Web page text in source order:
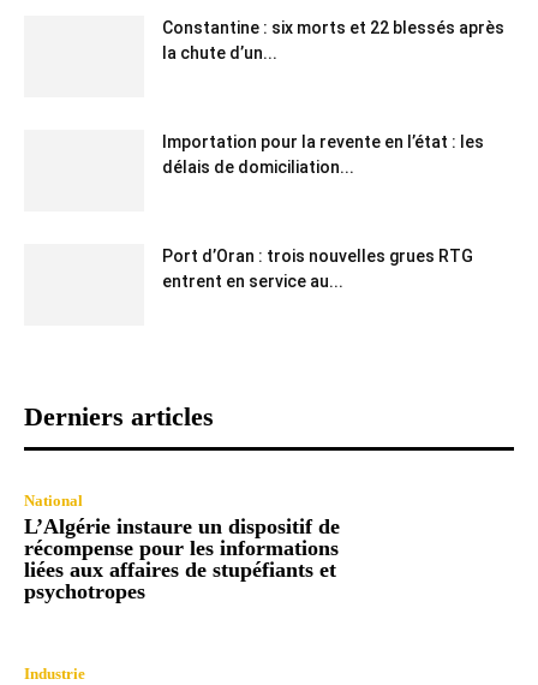
Constantine : six morts et 22 blessés après
la chute d’un...
Importation pour la revente en l’état : les
délais de domiciliation...
Port d’Oran : trois nouvelles grues RTG
entrent en service au...
Derniers articles
National
L’Algérie instaure un dispositif de
récompense pour les informations
liées aux affaires de stupéfiants et
psychotropes
Industrie